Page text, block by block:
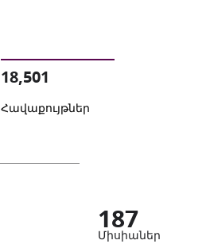
18,501
Հավաքույթներ
187
Միսիաներ